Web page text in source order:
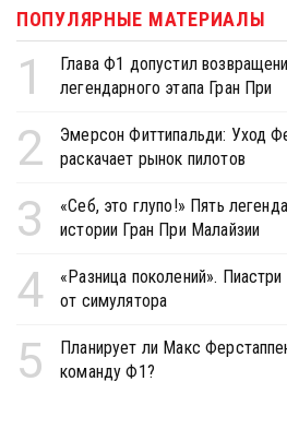
ПОПУЛЯРНЫЕ МАТЕРИАЛЫ
1
Глава Ф1 допустил
легендарного этапа Гран При
2
Эмерсон Фиттипальди: Уход
раскачает рынок пилотов
3
«Себ, это глупо!» Пять
истории Гран При Малайзии
4
«Разница поколений».
от симулятора
5
Планирует ли Макс
команду Ф1?